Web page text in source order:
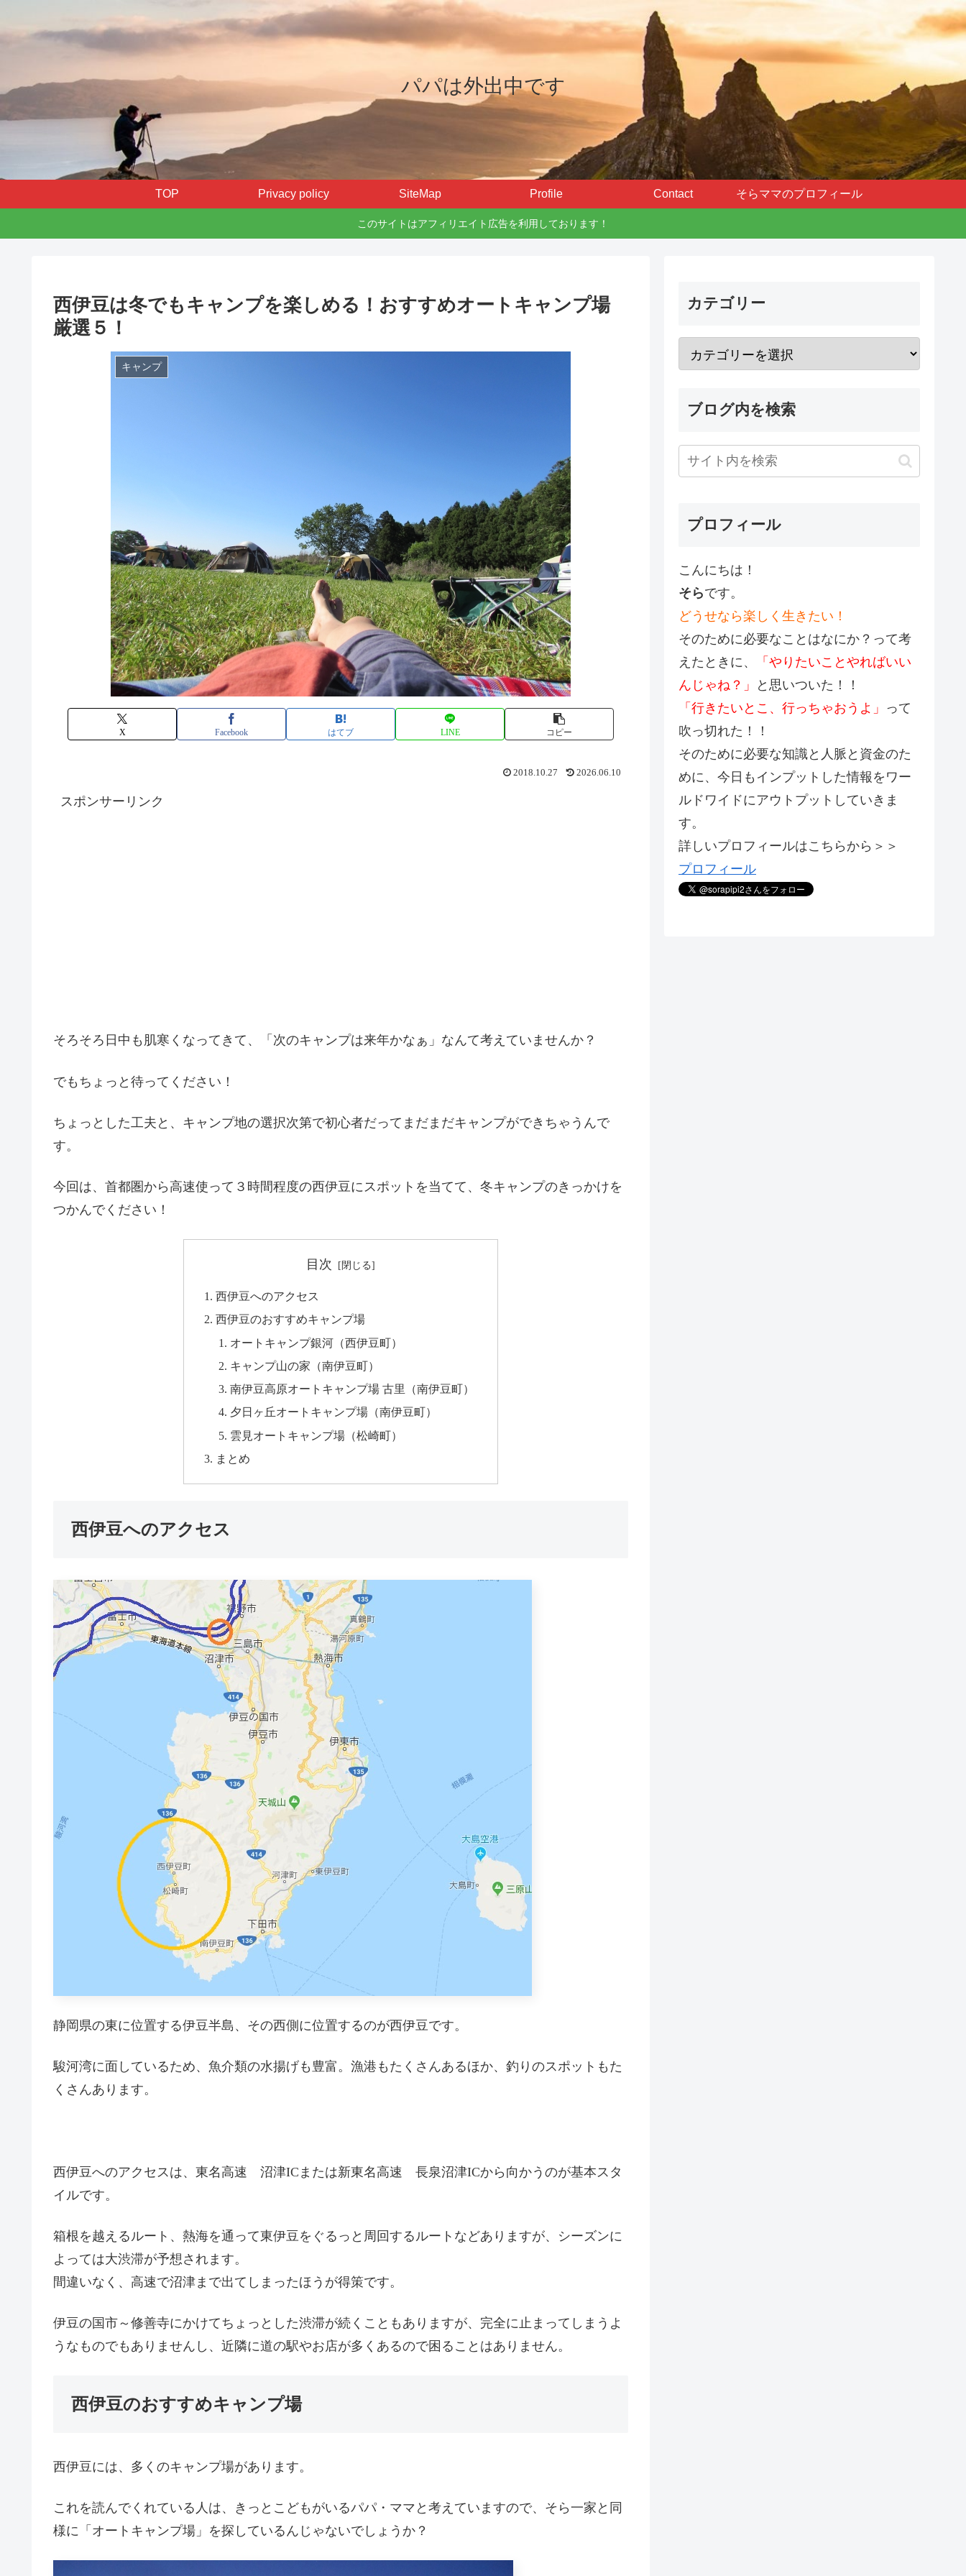
パパは外出中です
TOP Privacy policy SiteMap Profile Contact そらママのプロフィール
このサイトはアフィリエイト広告を利用しております！
西伊豆は冬でもキャンプを楽しめる！おすすめオートキャンプ場
厳選５！
キャンプ
X Facebook はてブ LINE コピー
2018.10.27 2026.06.10
スポンサーリンク
そろそろ日中も肌寒くなってきて、「次のキャンプは来年かなぁ」なんて考えていませんか？
でもちょっと待ってください！
ちょっとした工夫と、キャンプ地の選択次第で初心者だってまだまだキャンプができちゃうんで
す。
今回は、首都圏から高速使って３時間程度の西伊豆にスポットを当てて、冬キャンプのきっかけを
つかんでください！
目次
西伊豆へのアクセス
西伊豆のおすすめキャンプ場
オートキャンプ銀河（西伊豆町）
キャンプ山の家（南伊豆町）
南伊豆高原オートキャンプ場 古里（南伊豆町）
夕日ヶ丘オートキャンプ場（南伊豆町）
雲見オートキャンプ場（松崎町）
まとめ
西伊豆へのアクセス
静岡県の東に位置する伊豆半島、その西側に位置するのが西伊豆です。
駿河湾に面しているため、魚介類の水揚げも豊富。漁港もたくさんあるほか、釣りのスポットもた
くさんあります。
西伊豆へのアクセスは、東名高速 沼津ICまたは新東名高速 長泉沼津ICから向かうのが基本スタ
イルです。
箱根を越えるルート、熱海を通って東伊豆をぐるっと周回するルートなどありますが、シーズンに
よっては大渋滞が予想されます。
間違いなく、高速で沼津まで出てしまったほうが得策です。
伊豆の国市～修善寺にかけてちょっとした渋滞が続くこともありますが、完全に止まってしまうよ
うなものでもありませんし、近隣に道の駅やお店が多くあるので困ることはありません。
西伊豆のおすすめキャンプ場
西伊豆には、多くのキャンプ場があります。
これを読んでくれている人は、きっとこどもがいるパパ・ママと考えていますので、そら一家と同
様に「オートキャンプ場」を探しているんじゃないでしょうか？
カテゴリー
ブログ内を検索
プロフィール
こんにちは！
そらです。
どうせなら楽しく生きたい！
そのために必要なことはなにか？って考
えたときに、
「やりたいことやればいい
んじゃね？」
と思いついた！！
「行きたいとこ、行っちゃおうよ」 って
吹っ切れた！！
そのために必要な知識と人脈と資金のた
めに、今日もインプットした情報をワー
ルドワイドにアウトプットしていきま
す。
詳しいプロフィールはこちらから＞＞
プロフィール